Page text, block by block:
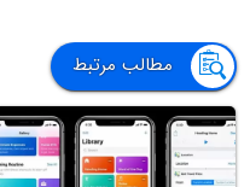
مطالب مرتبط